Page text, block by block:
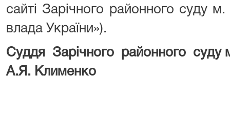
сайті Зарічного районного суду
влада України»).
Суддя Зарічного
А.Я. Клименко